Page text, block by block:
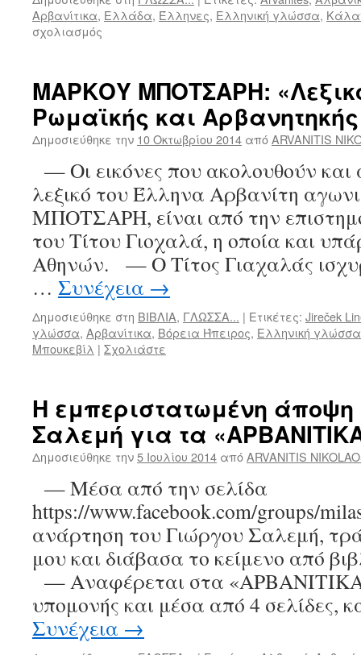
Αρβανίτικα, Ελλάδα, Έλληνες, Ελληνική γλώσσα,
σχολιασμός
….ΑΡΒΑΝΗΤΗΚΟΙΣ
ΑΠΛΗΣ
ΚΑΙ
ΕΙΣΒΟΛΗΣ
ΑΛΒΑΝΩΝ
ΜΑΡΚΟΥ ΜΠΟΤΣΑΡΗ:
Ρωμαϊκής και
Δημοσιεύθηκε την 10 Οκτωβρίου 2014 απόARVANITIS
— Οι εικόνες που ακολουθούν και
λεξικό του Έλληνα Αρβανίτη
ΜΠΟΤΣΑΡΗ, είναι από την
του Τίτου Γιοχαλά, η οποία και
Αθηνών. — Ο Τίτος Γιαχαλάς
… Συνέχεια →
Δημοσιεύθηκε στη ΒΙΒΛΙΑ, ΓΛΩΣΣΑ... | Ετικέτες: Jireček
γλώσσα, Αρβανίτικα, Βόρεια Ήπειρος, Ελληνική γλώσσα
Μπουκεβίλ | Σχολιάστε
Η εμπεριστατωμένη άποψη
Σαλεμή για τα
Δημοσιεύθηκε την5 Ιουλίου 2014 απόARVANITIS
— Μέσα από την σελίδα
https://www.facebook.com/groups/
ανάρτηση του Γιώργου Σαλεμή,
μου και διάβασα το κείμενο από
— Αναφέρεται στα
υπομονής και μέσα από 4 σελίδες,
Συνέχεια →